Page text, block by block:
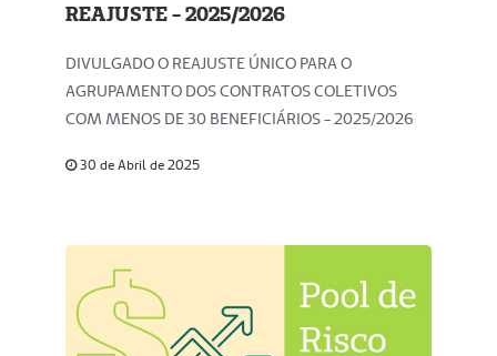
REAJUSTE - 2025/2026
DIVULGADO O REAJUSTE ÚNICO PARA O
AGRUPAMENTO DOS CONTRATOS COLETIVOS
COM MENOS DE 30 BENEFICIÁRIOS - 2025/2026
30 de Abril de 2025